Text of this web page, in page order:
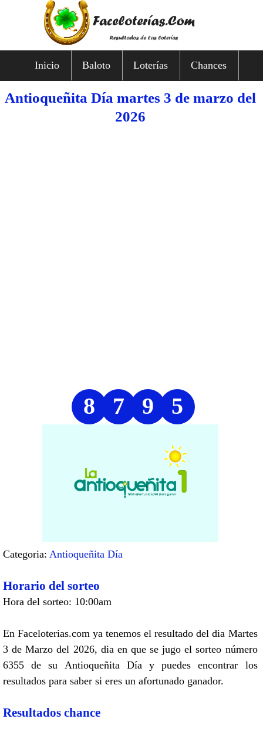
Inicio Baloto Loterías Chances
Antioqueñita Día martes 3 de marzo del
2026
8 7 9 5
Categoria: Antioqueñita Día
Horario del sorteo
Hora del sorteo: 10:00am
En Faceloterias.com ya tenemos el resultado del dia Martes
3 de Marzo del 2026, dia en que se jugo el sorteo número
6355 de su Antioqueñita Día y puedes encontrar los
resultados para saber si eres un afortunado ganador.
Resultados chance